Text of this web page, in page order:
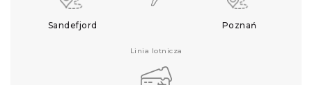
Sandefjord Poznań
Linia lotnicza